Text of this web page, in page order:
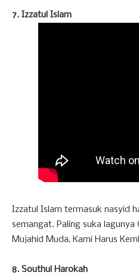
7. Izzatul Islam
Izzatul Islam termasuk nasyid
semangat. Paling suka lagunya
Mujahid Muda, Kami Harus
8. Southul Harokah